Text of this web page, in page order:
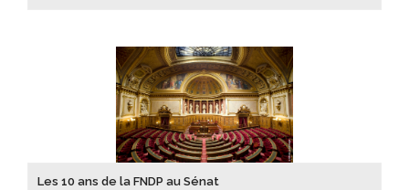
Les 10 ans de la FNDP au Sénat